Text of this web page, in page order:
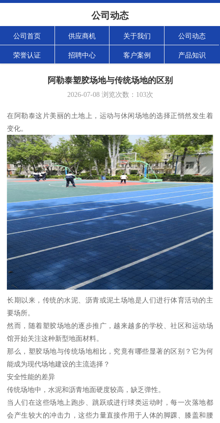
公司动态
公司首页 供应商机 关于我们 公司动态
荣誉认证 招聘中心 客户案例 产品知识
阿勒泰塑胶场地与传统场地的区别
2026-07-08浏览次数： 103次
在阿勒泰这片美丽的土地上，运动与休闲场地的选择正悄然发生着
变化。
长期以来，传统的水泥、沥青或泥土场地是人们进行体育活动的主
要场所。
然而，随着塑胶场地的逐步推广，越来越多的学校、社区和运动场
馆开始关注这种新型地面材料。
那么，塑胶场地与传统场地相比，究竟有哪些显著的区别？它为何
能成为现代场地建设的主流选择？
安全性能的差异
传统场地中，水泥和沥青地面硬度较高，缺乏弹性。
当人们在这些场地上跑步、跳跃或进行球类运动时，每一次落地都
会产生较大的冲击力，这些力量直接作用于人体的脚踝、膝盖和腰